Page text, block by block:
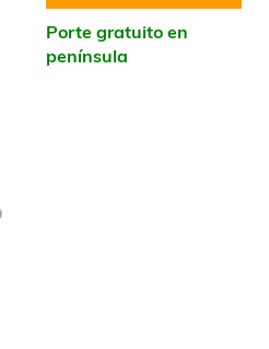
Porte gratuito en
península